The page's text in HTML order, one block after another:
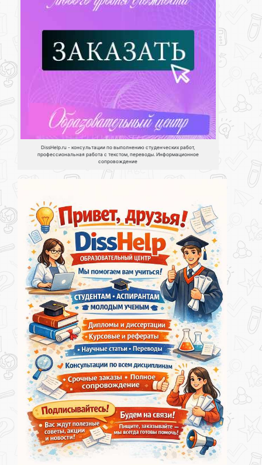
DissHelp.ru - консультации по выполнению студенческих работ,
профессиональная работа с текстом, переводы. Информационное
сопровождение